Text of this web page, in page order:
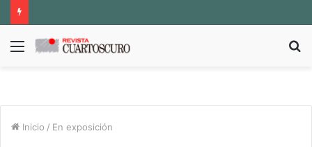
Menú
Inicio / En exposición